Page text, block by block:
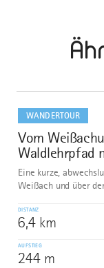
WANDERTOUR
1
Vom
Waldlehrpfad
Eine kurze,
Weißach und über
DISTANZ
6,4 km
AUFSTIEG
244 m
dazu